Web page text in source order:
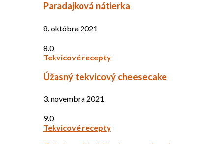
Paradajková nátierka
8. októbra 2021
8.0
Tekvicové recepty
Úžasný tekvicový cheesecake
3. novembra 2021
9.0
Tekvicové recepty